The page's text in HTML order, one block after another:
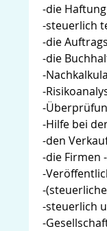
-die
-steuerlich
-die
-die
-
-
-
-Hilfe bei
-den
-die Firmen
-
-
-steuerlich
-